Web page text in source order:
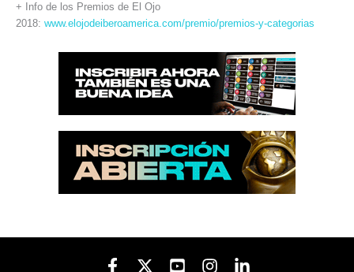
+ Info de los Premios de El Ojo
2018: www.elojodeiberoamerica.com/premio/premios-y-categorias